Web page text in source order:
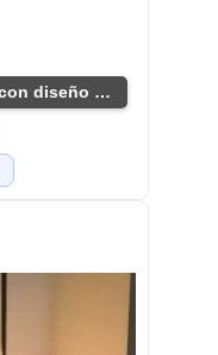
Lámpara de pie industrial con diseño vanguardista